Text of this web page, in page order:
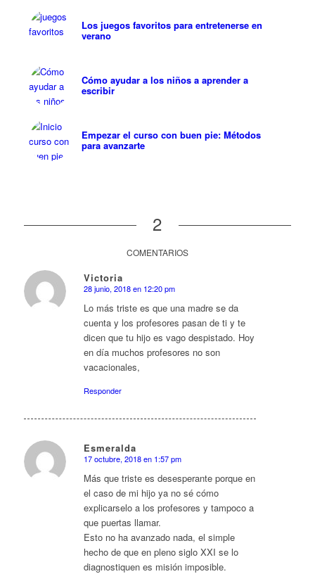
Los juegos favoritos para entretenerse en
verano
Cómo ayudar a los niños a aprender a
escribir
Empezar el curso con buen pie: Métodos
para avanzarte
2
COMENTARIOS
Victoria
Dice:
28 junio, 2018 en 12:20 pm
Lo más triste es que una madre se da
cuenta y los profesores pasan de ti y te
dicen que tu hijo es vago despistado. Hoy
en día muchos profesores no son
vacacionales,
Responder
Esmeralda
Dice:
17 octubre, 2018 en 1:57 pm
Más que triste es desesperante porque en
el caso de mi hijo ya no sé cómo
explicarselo a los profesores y tampoco a
que puertas llamar.
Esto no ha avanzado nada, el simple
hecho de que en pleno siglo XXI se lo
diagnostiquen es misión imposible.